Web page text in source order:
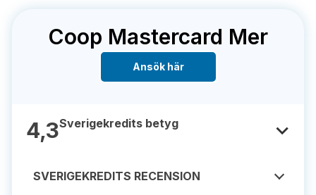
Coop Mastercard Mer
Ansök här
4,3Sverigekredits betyg
SVERIGEKREDITS RECENSION